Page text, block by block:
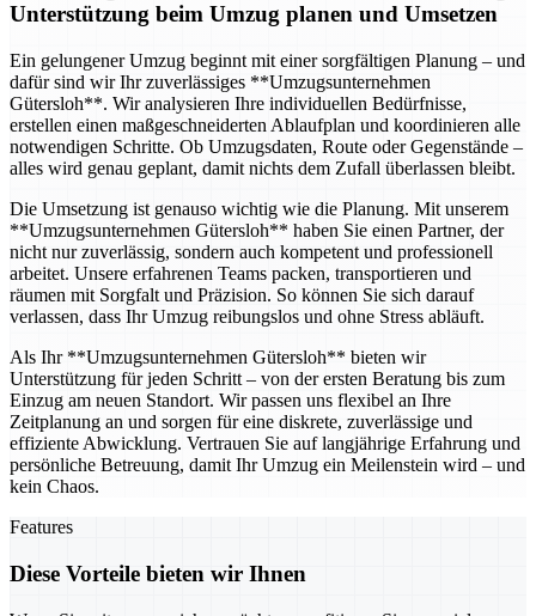
Unterstützung beim Umzug planen und Umsetzen
Ein gelungener Umzug beginnt mit einer sorgfältigen Planung – und
dafür sind wir Ihr zuverlässiges **Umzugsunternehmen
Gütersloh**. Wir analysieren Ihre individuellen Bedürfnisse,
erstellen einen maßgeschneiderten Ablaufplan und koordinieren alle
notwendigen Schritte. Ob Umzugsdaten, Route oder Gegenstände –
alles wird genau geplant, damit nichts dem Zufall überlassen bleibt.
Die Umsetzung ist genauso wichtig wie die Planung. Mit unserem
**Umzugsunternehmen Gütersloh** haben Sie einen Partner, der
nicht nur zuverlässig, sondern auch kompetent und professionell
arbeitet. Unsere erfahrenen Teams packen, transportieren und
räumen mit Sorgfalt und Präzision. So können Sie sich darauf
verlassen, dass Ihr Umzug reibungslos und ohne Stress abläuft.
Als Ihr **Umzugsunternehmen Gütersloh** bieten wir
Unterstützung für jeden Schritt – von der ersten Beratung bis zum
Einzug am neuen Standort. Wir passen uns flexibel an Ihre
Zeitplanung an und sorgen für eine diskrete, zuverlässige und
effiziente Abwicklung. Vertrauen Sie auf langjährige Erfahrung und
persönliche Betreuung, damit Ihr Umzug ein Meilenstein wird – und
kein Chaos.
Features
Diese Vorteile bieten wir Ihnen